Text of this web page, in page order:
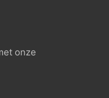
onze